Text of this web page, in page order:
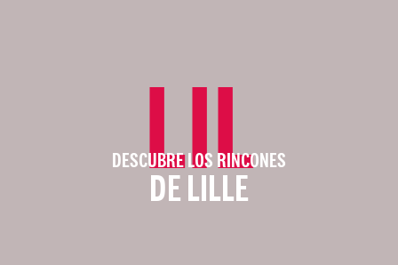
LIL
DESCUBRE LOS RINCONES
DE LILLE